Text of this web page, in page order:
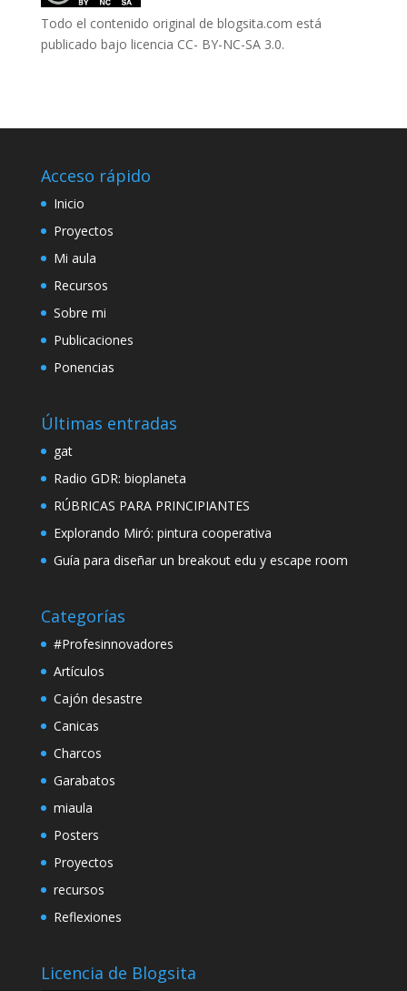
Todo el contenido original de blogsita.com está
publicado bajo licencia CC- BY-NC-SA 3.0.
Acceso rápido
Inicio
Proyectos
Mi aula
Recursos
Sobre mi
Publicaciones
Ponencias
Últimas entradas
gat
Radio GDR: bioplaneta
RÚBRICAS PARA PRINCIPIANTES
Explorando Miró: pintura cooperativa
Guía para diseñar un breakout edu y escape room
Categorías
#Profesinnovadores
Artículos
Cajón desastre
Canicas
Charcos
Garabatos
miaula
Posters
Proyectos
recursos
Reflexiones
Licencia de Blogsita